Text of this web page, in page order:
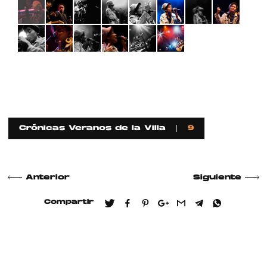
Crónicas Veranos de la Villa 9
Anterior Siguiente
Compartir